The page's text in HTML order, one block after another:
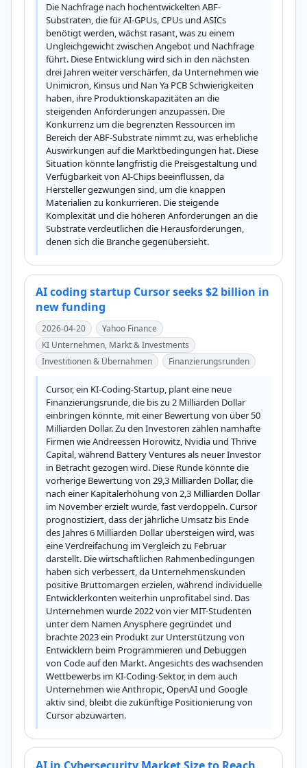
Die Nachfrage nach hochentwickelten ABF-
Substraten, die für AI-GPUs, CPUs und ASICs
benötigt werden, wächst rasant, was zu einem
Ungleichgewicht zwischen Angebot und Nachfrage
führt. Diese Entwicklung wird sich in den nächsten
drei Jahren weiter verschärfen, da Unternehmen wie
Unimicron, Kinsus und Nan Ya PCB Schwierigkeiten
haben, ihre Produktionskapazitäten an die
steigenden Anforderungen anzupassen. Die
Konkurrenz um die begrenzten Ressourcen im
Bereich der ABF-Substrate nimmt zu, was erhebliche
Auswirkungen auf die Marktbedingungen hat. Diese
Situation könnte langfristig die Preisgestaltung und
Verfügbarkeit von AI-Chips beeinflussen, da
Hersteller gezwungen sind, um die knappen
Materialien zu konkurrieren. Die steigende
Komplexität und die höheren Anforderungen an die
Substrate verdeutlichen die Herausforderungen,
denen sich die Branche gegenübersieht.
AI coding startup Cursor seeks $2 billion in
new funding
2026-04-20
Yahoo Finance
KI Unternehmen, Markt & Investments
Investitionen & Übernahmen
Finanzierungsrunden
Cursor, ein KI-Coding-Startup, plant eine neue
Finanzierungsrunde, die bis zu 2 Milliarden Dollar
einbringen könnte, mit einer Bewertung von über 50
Milliarden Dollar. Zu den Investoren zählen namhafte
Firmen wie Andreessen Horowitz, Nvidia und Thrive
Capital, während Battery Ventures als neuer Investor
in Betracht gezogen wird. Diese Runde könnte die
vorherige Bewertung von 29,3 Milliarden Dollar, die
nach einer Kapitalerhöhung von 2,3 Milliarden Dollar
im November erzielt wurde, fast verdoppeln. Cursor
prognostiziert, dass der jährliche Umsatz bis Ende
des Jahres 6 Milliarden Dollar übersteigen wird, was
eine Verdreifachung im Vergleich zu Februar
darstellt. Die wirtschaftlichen Rahmenbedingungen
haben sich verbessert, da Unternehmenskunden
positive Bruttomargen erzielen, während individuelle
Entwicklerkonten weiterhin unprofitabel sind. Das
Unternehmen wurde 2022 von vier MIT-Studenten
unter dem Namen Anysphere gegründet und
brachte 2023 ein Produkt zur Unterstützung von
Entwicklern beim Programmieren und Debuggen
von Code auf den Markt. Angesichts des wachsenden
Wettbewerbs im KI-Coding-Sektor, in dem auch
Unternehmen wie Anthropic, OpenAI und Google
aktiv sind, bleibt die zukünftige Positionierung von
Cursor abzuwarten.